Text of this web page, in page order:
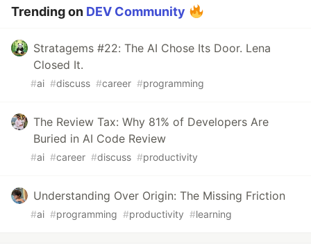
Trending on DEV Community
Stratagems #22: The AI Chose Its Door. Lena
Closed It.
#ai #discuss #career #programming
The Review Tax: Why 81% of Developers Are
Buried in AI Code Review
#ai #career #discuss #productivity
Understanding Over Origin: The Missing Friction
#ai #programming #productivity #learning